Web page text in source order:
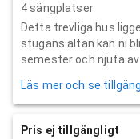
4 sängplatser
Detta trevliga hus
stugans altan kan ni
semester och njuta av
Läs mer och se
Pris ej tillgängligt